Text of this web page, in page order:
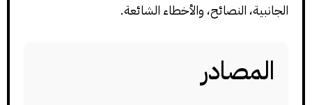
الجانبية، النصائح، والأخطاء الشائعة.
المصادر